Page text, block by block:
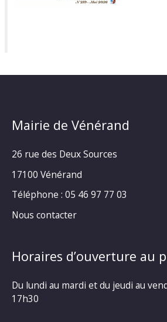
Mairie de Vénérand
26 rue des Deux Sources
17100 Vénérand
Téléphone : 05 46 97 77 03
Nous contacter
Horaires d’ouverture au
Du lundi au mardi et du jeudi au
17h30